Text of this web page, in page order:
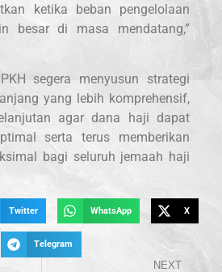
ketika beban pengelolaan
besar di masa mendatang,”
segera menyusun strategi
yang lebih komprehensif,
agar dana haji dapat
serta terus memberikan
bagi seluruh jemaah haji
Twitter WhatsApp X
Telegram
NEXT